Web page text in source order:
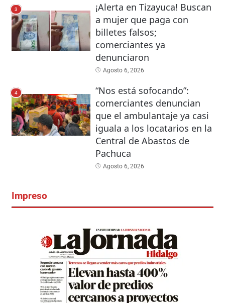
3
¡Alerta en Tizayuca! Buscan
a mujer que paga con
billetes falsos;
comerciantes ya
denunciaron
Agosto 6, 2026
4
“Nos está sofocando”:
comerciantes denuncian
que el ambulantaje ya casi
iguala a los locatarios en la
Central de Abastos de
Pachuca
Agosto 6, 2026
Impreso